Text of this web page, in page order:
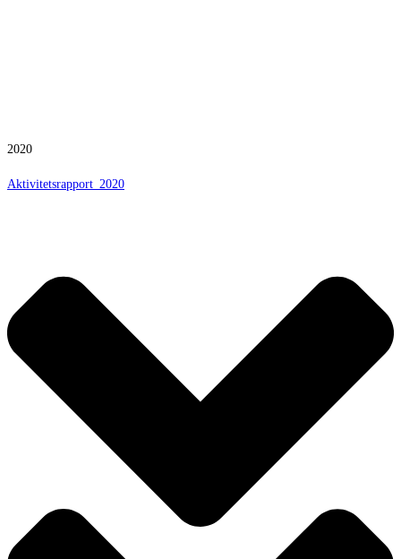
2020
Aktivitetsrapport_2020